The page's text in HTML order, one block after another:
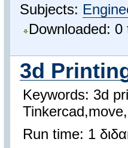
Subjects:
Downloaded: 0
3d
Keywords: 3d
Run time: 1